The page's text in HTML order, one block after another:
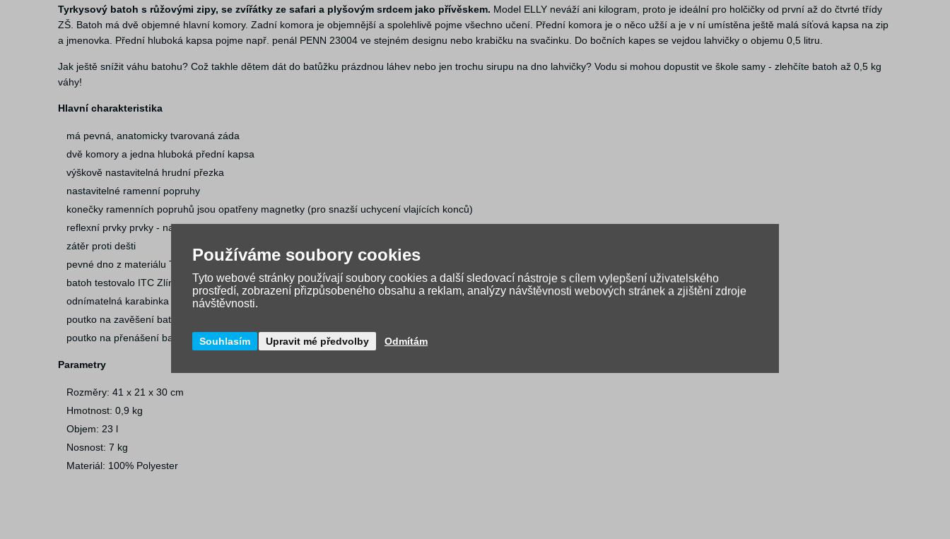
Tyrkysový batoh s růžovými zipy, se zvířátky ze safari a plyšovým srdcem jako přívěskem. Model ELLY neváží ani kilogram, proto je ideální pro holčičky od první až do čtvrté třídy
ZŠ. Batoh má dvě objemné hlavní komory. Zadní komora je objemnější a spolehlivě pojme všechno učení. Přední komora je o něco užší a je v ní umístěna ještě malá síťová kapsa na zip
a jmenovka. Přední hluboká kapsa pojme např. penál PENN 23004 ve stejném designu nebo krabičku na svačinku. Do bočních kapes se vejdou lahvičky o objemu 0,5 litru.
Jak ještě snížit váhu batohu? Což takhle dětem dát do batůžku prázdnou láhev nebo jen trochu sirupu na dno lahvičky? Vodu si mohou dopustit ve škole samy - zlehčíte batoh až 0,5 kg
váhy!
Hlavní charakteristika
má pevná, anatomicky tvarovaná záda
dvě komory a jedna hluboká přední kapsa
výškově nastavitelná hrudní přezka
nastavitelné ramenní popruhy
konečky ramenních popruhů jsou opatřeny magnetky (pro snazší uchycení vlajících konců)
reflexní prvky prvky - na čele a bocích batohu
zátěr proti dešti
pevné dno z materiálu TOPDURA opatřené nožičkami
batoh testovalo ITC Zlín
odnímatelná karabinka na klíče
poutko na zavěšení batohu na lavici
poutko na přenášení batohu v ruce
Parametry
Rozměry: 41 x 21 x 30 cm
Hmotnost: 0,9 kg
Objem: 23 l
Nosnost: 7 kg
Materiál: 100% Polyester
Používáme soubory cookies
Tyto webové stránky používají soubory cookies a další sledovací nástroje s cílem vylepšení uživatelského
prostředí, zobrazení přizpůsobeného obsahu a reklam, analýzy návštěvnosti webových stránek a zjištění zdroje
návštěvnosti.
Souhlasím Upravit mé předvolby Odmítám